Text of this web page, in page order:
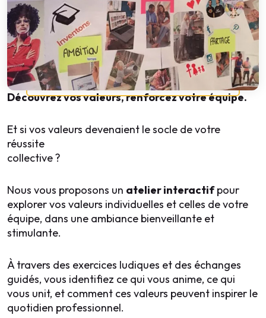
Découvrez vos valeurs, renforcez votre équipe.
Et si vos valeurs devenaient le socle de votre
réussite
collective ?
Nous vous proposons un atelier interactifpour
explorer vos valeurs individuelles et celles de votre
équipe, dans une ambiance bienveillante et
stimulante.
À travers des exercices ludiques et des échanges
guidés, vous identifiez ce qui vous anime, ce qui
vous unit, et comment ces valeurs peuvent inspirer le
quotidien professionnel.